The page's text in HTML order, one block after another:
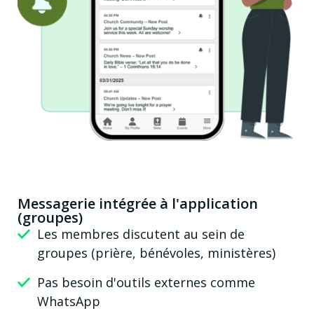
Messagerie intégrée à l'application
(groupes)
Les membres discutent au sein de
groupes (prière, bénévoles, ministères)
Pas besoin d'outils externes comme
WhatsApp